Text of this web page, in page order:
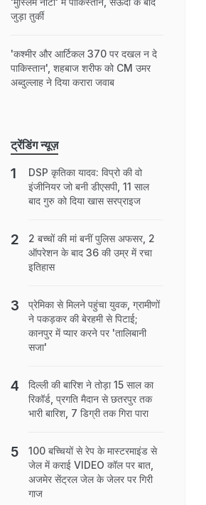
जुड़ा तुर्की
'कश्मीर और आर्टिकल 370 पर दखल न दे
पाकिस्तान', शहबाज शरीफ को CM उमर
अब्दुल्लाह ने दिया करारा जवाब
ट्रेंडिंग न्यूज़
DSP कृतिका यादव: विप्रो की वो
इंजीनियर जो बनी डीएसपी, 11 साल
बाद गुरु को दिया खास सरप्राइज
2 बच्चों की मां बनीं पुल‍िस अफसर, 2
ऑपरेशन के बाद 36 की उम्र में रचा
इतिहास
प्रेमिका से मिलने पहुंचा युवक, ग्रामीणों
ने पकड़कर की बेरहमी से पिटाई;
कानपुर में प्यार करने पर 'तालिबानी
सजा'
दिल्ली की बारिश ने तोड़ा 15 साल का
रिकॉर्ड, प्रगति मैदान से छतरपुर तक
भारी बारिश, 7 डिग्री तक गिरा पारा
100 बच्चियों से रेप के मास्टरमाइंड से
जेल में कराई VIDEO कॉल पर बात,
अजमेर सेंट्रल जेल के जेलर पर गिरी
गाज